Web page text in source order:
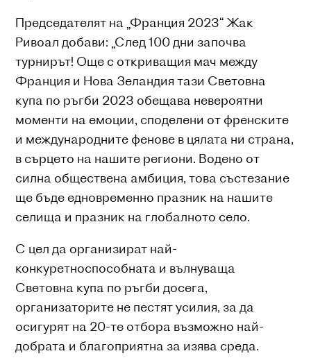
Председателят на „Франция 2023“ Жак
Ривоал добави: „След 100 дни започва
турнирът! Още с откриващия мач между
Франция и Нова Зеландия тази Световна
купа по ръгби 2023 обещава невероятни
моменти на емоции, споделени от френските
и международните фенове в цялата ни страна,
в сърцето на нашите региони. Водено от
силна обществена амбиция, това състезание
ще бъде едновременно празник на нашите
селища и празник на глобалното село.
С цел да организират най-
конкуретноспособната и вълнуваща
Световна купа по ръгби досега,
организаторите не пестят усилия, за да
осигурят на 20-те отбора възможно най-
добрата и благоприятна за изява среда.